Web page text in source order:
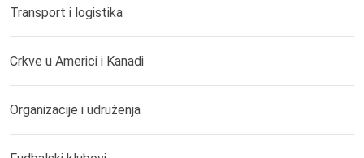
Transport i logistika
Crkve u Americi i Kanadi
Organizacije i udruženja